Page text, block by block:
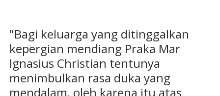
"Bagi keluarga yang ditinggalkan
kepergian mendiang Praka Mar
Ignasius Christian tentunya
menimbulkan rasa duka yang
mendalam, oleh karena itu atas